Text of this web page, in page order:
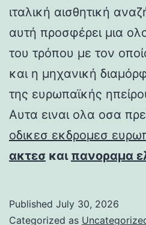
ιταλική αισθητική
αυτή προσφέρει μια
του τρόπου με τον
και η μηχανική
της ευρωπαϊκής
Αυτα ειναι ολα οσα
οδικεσ εκδρομεσ
ακτεσ και πανοραμα
Published July 30, 2026
Categorized as